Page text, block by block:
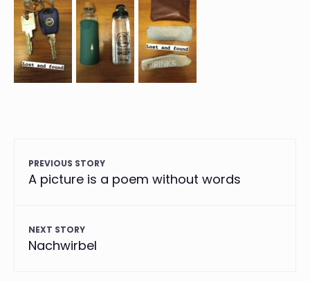
PREVIOUS STORY
A picture is a poem without words
NEXT STORY
Nachwirbel